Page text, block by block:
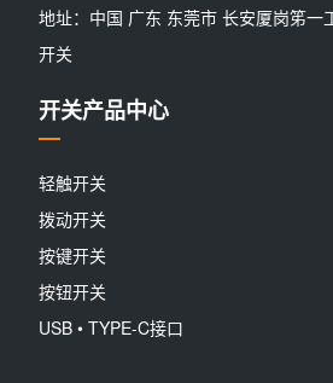
地址：中国 广东 东莞市 长安厦岗笫一
开关
开关产品中心
轻触开关
拨动开关
按键开关
按钮开关
USB • TYPE-C接口